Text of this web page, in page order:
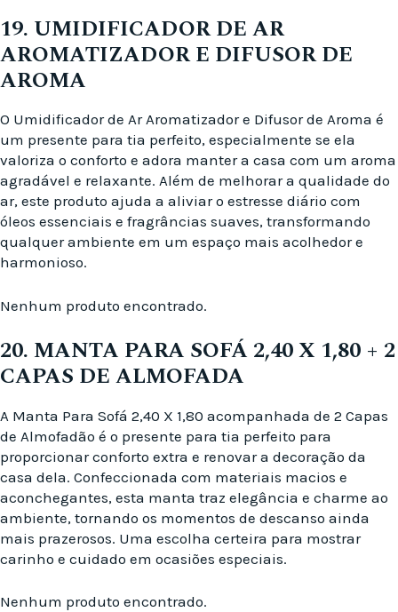
19. UMIDIFICADOR DE AR
AROMATIZADOR E DIFUSOR DE
AROMA
O Umidificador de Ar Aromatizador e Difusor de Aroma é
um presente para tia perfeito, especialmente se ela
valoriza o conforto e adora manter a casa com um aroma
agradável e relaxante. Além de melhorar a qualidade do
ar, este produto ajuda a aliviar o estresse diário com
óleos essenciais e fragrâncias suaves, transformando
qualquer ambiente em um espaço mais acolhedor e
harmonioso.
Nenhum produto encontrado.
20. MANTA PARA SOFÁ 2,40 X 1,80 + 2
CAPAS DE ALMOFADA
A Manta Para Sofá 2,40 X 1,80 acompanhada de 2 Capas
de Almofadão é o presente para tia perfeito para
proporcionar conforto extra e renovar a decoração da
casa dela. Confeccionada com materiais macios e
aconchegantes, esta manta traz elegância e charme ao
ambiente, tornando os momentos de descanso ainda
mais prazerosos. Uma escolha certeira para mostrar
carinho e cuidado em ocasiões especiais.
Nenhum produto encontrado.